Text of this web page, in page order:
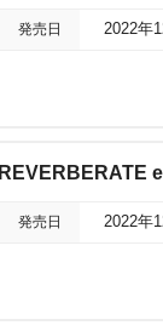
発売日 2022年
REVERBERATE
発売日 2022年